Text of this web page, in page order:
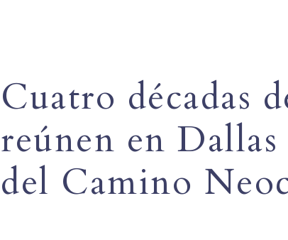
Cuatro décadas
reúnen en
del Camino